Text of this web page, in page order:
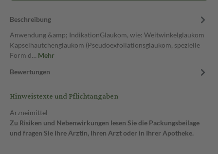
Beschreibung
Anwendung &amp; IndikationGlaukom, wie: Weitwinkelglaukom
Kapselhäutchenglaukom (Pseudoexfoliationsglaukom, spezielle
Form d… Mehr
Bewertungen
Hinweistexte und Pflichtangaben
Arzneimittel
Zu Risiken und Nebenwirkungen lesen Sie die Packungsbeilage
und fragen Sie Ihre Ärztin, Ihren Arzt oder in Ihrer Apotheke.